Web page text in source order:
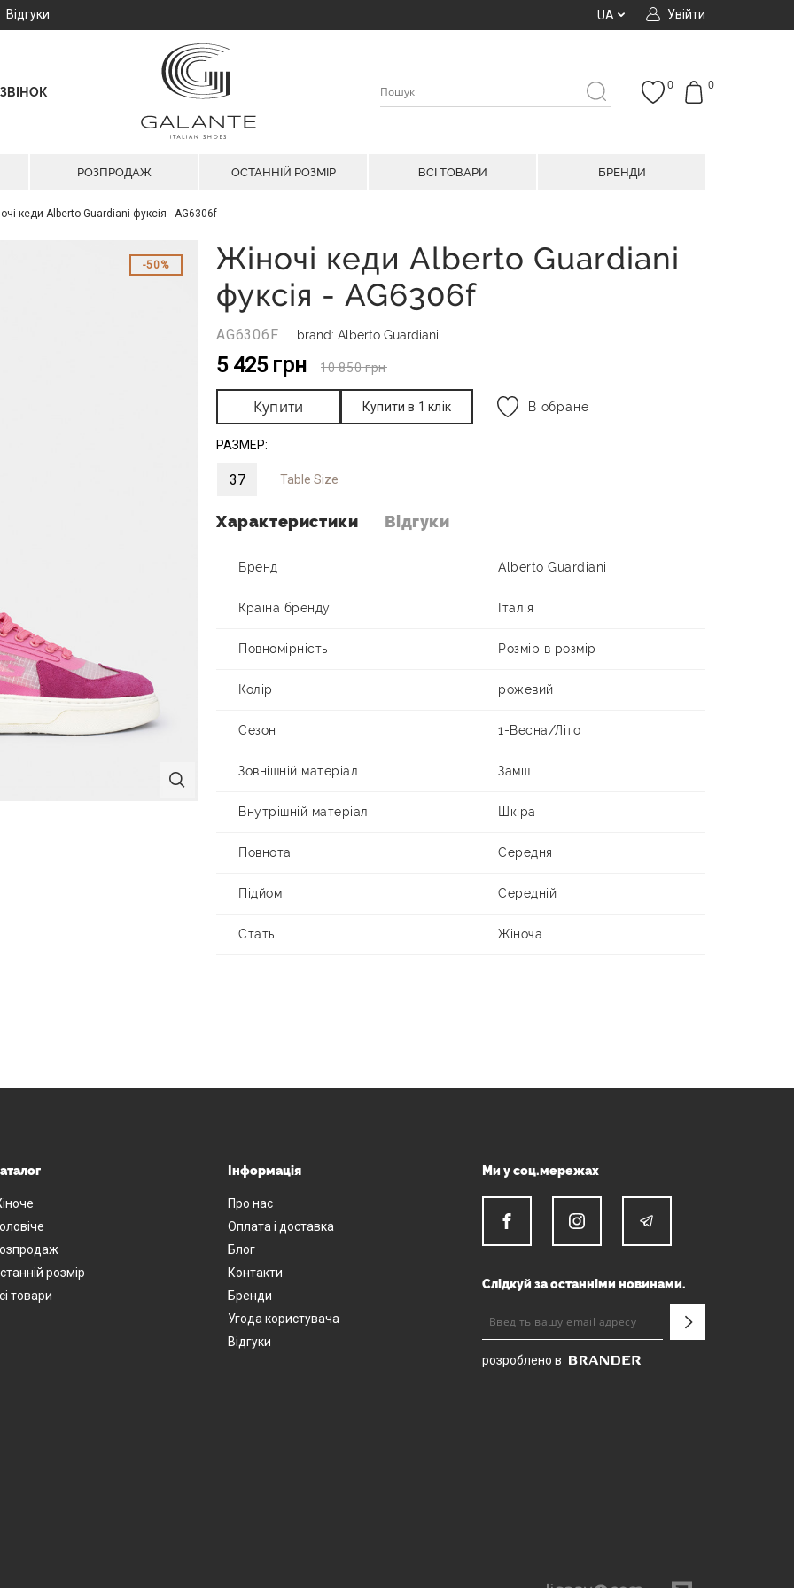
Відгуки Увійти
UA
0
0
РОЗПРОДАЖ ОСТАННІЙ РОЗМІР ВСІ ТОВАРИ БРЕНДИ
кеди Alberto Guardiani фуксія - AG6306f
50%
Жіночі кеди Alberto Guardiani
фуксія - AG6306f
AG6306F brand: Alberto Guardiani
5 425 грн 10 850грн
Купити Купити в 1 клік В обране
РАЗМЕР:
37 Table Size
Характеристики Відгуки
Бренд Alberto Guardiani
Країна бренду Італія
Повномірність Розмір в розмір
Колір рожевий
Сезон 1-Весна/Літо
Зовнішній матеріал Замш
Внутрішній матеріал Шкіра
Повнота Середня
Підйом Середній
Стать Жіноча
розмір
товари
Інформація
Про нас
Оплата і доставка
Блог
Контакти
Бренди
Угода користувача
Відгуки
Ми у соц.мережах
Слідкуй за останніми новинами.
розроблено в